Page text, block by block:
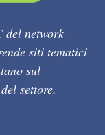
del network
siti tematici
sul
settore.